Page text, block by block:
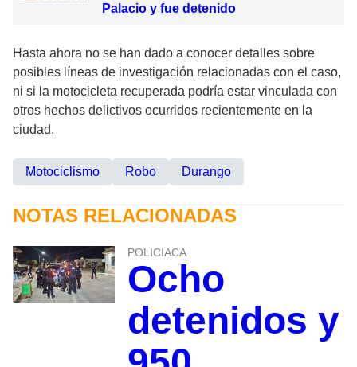
Palacio y fue detenido
Hasta ahora no se han dado a conocer detalles sobre
posibles líneas de investigación relacionadas con el caso,
ni si la motocicleta recuperada podría estar vinculada con
otros hechos delictivos ocurridos recientemente en la
ciudad.
Motociclismo Robo Durango
NOTAS RELACIONADAS
POLICIACA
Ocho
detenidos y